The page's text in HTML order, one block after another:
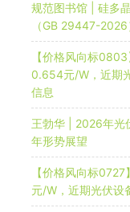
规范图书馆 | 硅多
（GB 29447-2026
【价格风向标
0.654元/W，近期
信息
王勃华 | 2026年光
年形势展望
【价格风向标
元/W，近期光伏设